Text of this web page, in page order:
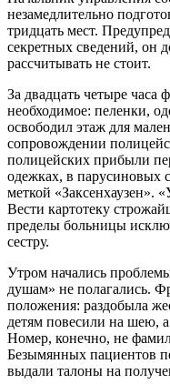
незамедлительно
тридцать мест.
секретных сведений, он
рассчитывать не стоит.
За двадцать четыре часа
необходимое: пеленки,
освободил этаж для
сопровождении
полицейских прибыли
одежках, в парусиновых
меткой «Заксенхаузен».
Вести картотеку
пределы больницы
сестру.
Утром начались
душам» не полагались.
положения: раздобыла
детям повесили на шею,
Номер, конечно, не
Безымянных пациентов
выдали талоны на